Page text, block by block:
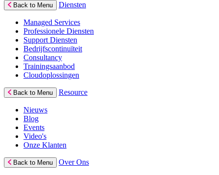
Back to Menu Diensten
Managed Services
Professionele Diensten
Support Diensten
Bedrijfscontinuïteit
Consultancy
Trainingsaanbod
Cloudoplossingen
Back to Menu Resource
Nieuws
Blog
Events
Video's
Onze Klanten
Back to Menu Over Ons